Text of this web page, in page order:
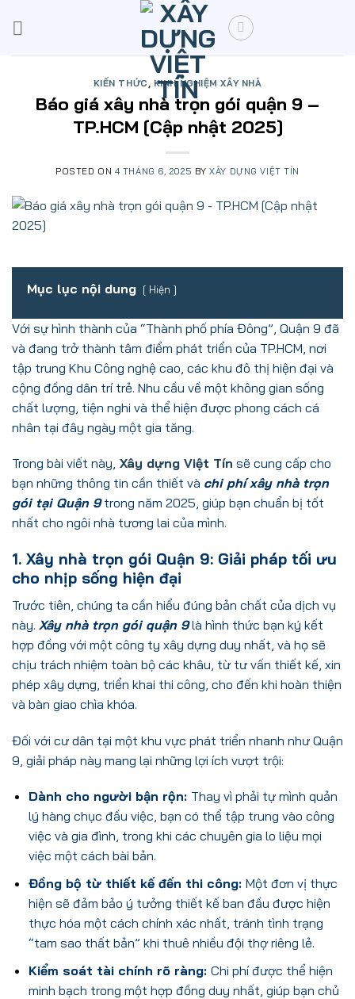
KIẾN THỨC , KINH NGHIỆM XÂY NHÀ
Báo giá xây nhà trọn gói quận 9 –
TP.HCM [Cập nhật 2025]
POSTED ON 4 THÁNG 6, 2025 BYXÂY DỰNG VIỆT TÍN
Mục lục nội dung Hiện
Với sự hình thành của “Thành phố phía Đông”, Quận 9 đã
và đang trở thành tâm điểm phát triển của TP.HCM, nơi
tập trung Khu Công nghệ cao, các khu đô thị hiện đại và
cộng đồng dân trí trẻ. Nhu cầu về một không gian sống
chất lượng, tiện nghi và thể hiện được phong cách cá
nhân tại đây ngày một gia tăng.
Trong bài viết này, Xây dựng Việt Tín sẽ cung cấp cho
bạn những thông tin cần thiết và chi phí xây nhà trọn
gói tại Quận 9trong năm 2025, giúp bạn chuẩn bị tốt
nhất cho ngôi nhà tương lai của mình.
1. Xây nhà trọn gói Quận 9: Giải pháp tối ưu
cho nhịp sống hiện đại
Trước tiên, chúng ta cần hiểu đúng bản chất của dịch vụ
này. Xây nhà trọn gói quận 9là hình thức bạn ký kết
hợp đồng với một công ty xây dựng duy nhất, và họ sẽ
chịu trách nhiệm toàn bộ các khâu, từ tư vấn thiết kế, xin
phép xây dựng, triển khai thi công, cho đến khi hoàn thiện
và bàn giao chìa khóa.
Đối với cư dân tại một khu vực phát triển nhanh như Quận
9, giải pháp này mang lại những lợi ích vượt trội:
Dành cho người bận rộn: Thay vì phải tự mình quản
lý hàng chục đầu việc, bạn có thể tập trung vào công
việc và gia đình, trong khi các chuyên gia lo liệu mọi
việc một cách bài bản.
Đồng bộ từ thiết kế đến thi công: Một đơn vị thực
hiện sẽ đảm bảo ý tưởng thiết kế ban đầu được hiện
thực hóa một cách chính xác nhất, tránh tình trạng
“tam sao thất bản” khi thuê nhiều đội thợ riêng lẻ.
Kiểm soát tài chính rõ ràng: Chi phí được thể hiện
minh bạch trong một hợp đồng duy nhất, giúp bạn chủ